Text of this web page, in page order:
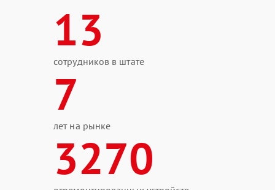
13
сотрудников в штате
7
лет на рынке
3270